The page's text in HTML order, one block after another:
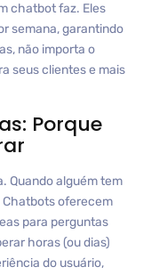
chatbot faz. Eles
semana, garantindo
não importa o
seus clientes e mais
Porque
Quando alguém tem
Chatbots oferecem
para perguntas
horas (ou dias)
do usuário,